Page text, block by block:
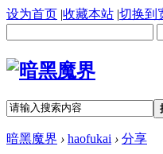
设为首页 |收藏本站 |切换到
暗黑魔界 › haofukai › 分享